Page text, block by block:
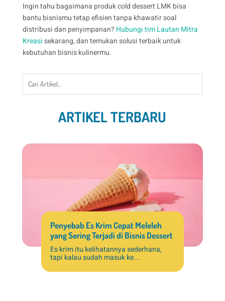
Ingin tahu bagaimana produk cold dessert LMK bisa
bantu bisnismu tetap efisien tanpa khawatir soal
distribusi dan penyimpanan? Hubungi tim Lautan Mitra
Kreasisekarang, dan temukan solusi terbaik untuk
kebutuhan bisnis kulinermu.
ARTIKEL TERBARU
Penyebab Es Krim Cepat Meleleh
yang Sering Terjadi di Bisnis Dessert
Es krim itu kelihatannya sederhana,
tapi kalau sudah masuk ke...